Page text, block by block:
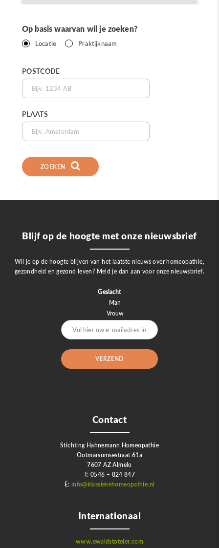
Op basis waarvan wil je zoeken?
Locatie Praktijknaam
POSTCODE
PLAATS
ZOEKEN
Contact
Stichting Hahnemann Homeopathie
Ootmarsumsestraat 61a
7607 AZ Almelo
T: 0546 – 824 847
E: info@klassiekehomeopathie.nl
Internationaal
www.ewaldstoteler.com
Blijf op de hoogte met onze nieuwsbrief
Wil je op de hoogte blijven van het laatste nieuws over homeopathie,
gezondheid en gezond leven? Meld je dan aan voor onze nieuwsbrief.
Geslacht
Man
Vrouw